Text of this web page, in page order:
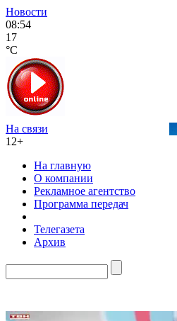
Новости
08:54
17
°C
На связи
12+
На главную
О компании
Рекламное агентство
Программа передач
Телегазета
Архив